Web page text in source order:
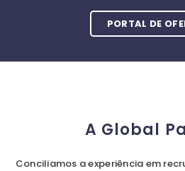
PORTAL DE
A Global
Conciliamos a experiência em